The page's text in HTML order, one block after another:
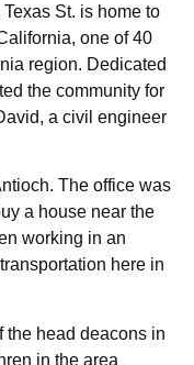
St. is home to
one of 40
region. Dedicated
the community for
a civil engineer
The office was
a house near the
working in an
here in
the head deacons in
in the area